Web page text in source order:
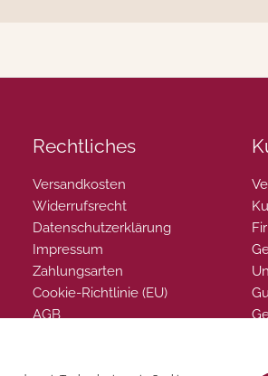
Rechtliches
Versandkosten
Widerrufsrecht
Datenschutzerklärung
Impressum
Zahlungsarten
Cookie-Richtlinie (EU)
AGB